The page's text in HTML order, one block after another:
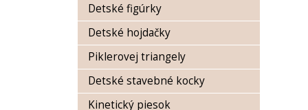
Detské figúrky
Detské hojdačky
Piklerovej triangely
Detské stavebné kocky
Kinetický piesok